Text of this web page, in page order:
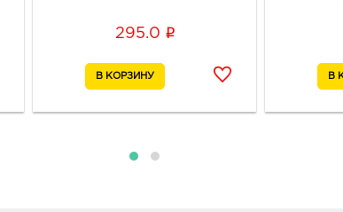
295.0 i